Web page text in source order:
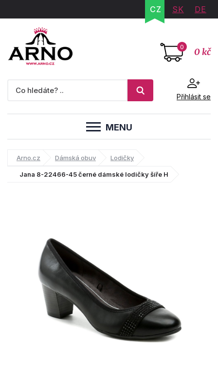
CZ SK DE
0 0 kč
Přihlásit se
MENU
Arno.cz Dámská obuv Lodičky
Jana 8-22466-45 černé dámské lodičky šíře H